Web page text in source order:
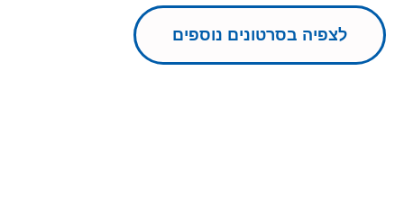
לצפיה בסרטונים נוספים